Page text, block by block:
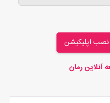
نصب اپلیکیشن
آنلاین رمان